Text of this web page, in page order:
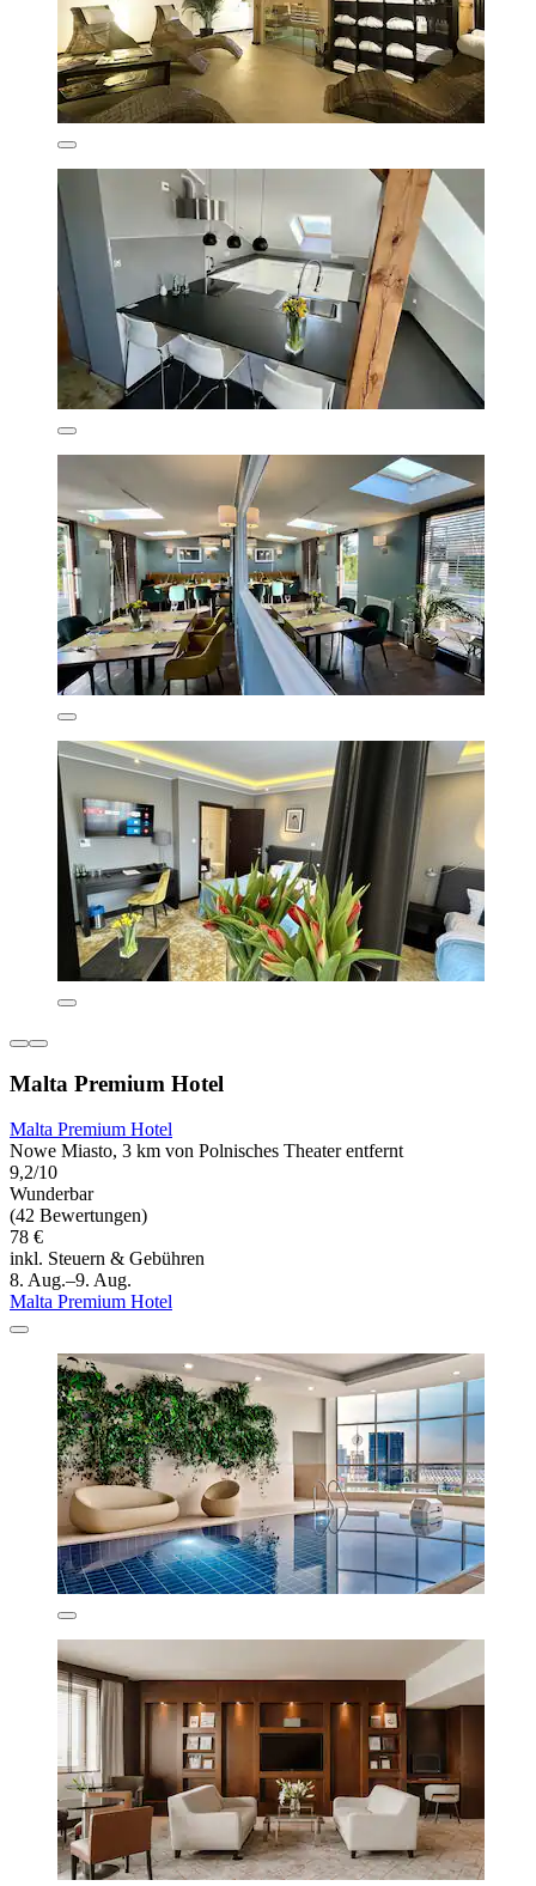
Malta Premium Hotel
Malta Premium Hotel
Nowe Miasto, 3 km von Polnisches Theater entfernt
9,2/10
Wunderbar
(42 Bewertungen)
78 €
inkl. Steuern & Gebühren
8. Aug.–9. Aug.
Malta Premium Hotel